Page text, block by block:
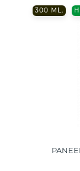
300 ML.